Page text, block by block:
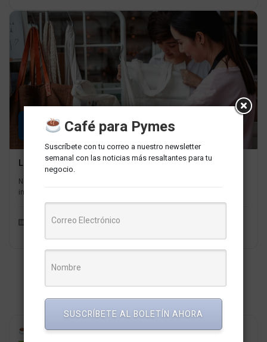
La Revolución de la Moda Sostenible
No cabe duda de que el mundo de la moda está experimentando un
importante proceso de transformación debido a la...
Mercados y Empresas
CAFÉ PARA PYMES
Café para Pymes
Suscríbete con tu correo a nuestro newsletter
semanal con las noticias más resaltantes para tu
negocio.
SUSCRÍBETE AL BOLETÍN AHORA